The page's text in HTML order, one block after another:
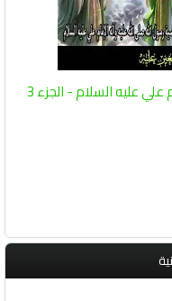
عليه السلام - الجزء 3